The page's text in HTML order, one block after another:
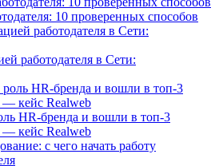
10 проверенных способов
работодателя в Сети:
HR-бренда и вошли в топ-3
— кейс Realweb